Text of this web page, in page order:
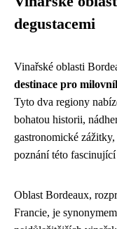
degustacemi
Vinařské oblasti
destinace pro
Tyto dva regiony
bohatou historii,
gastronomické
poznání této fascinující
Oblast Bordeaux,
Francie, je